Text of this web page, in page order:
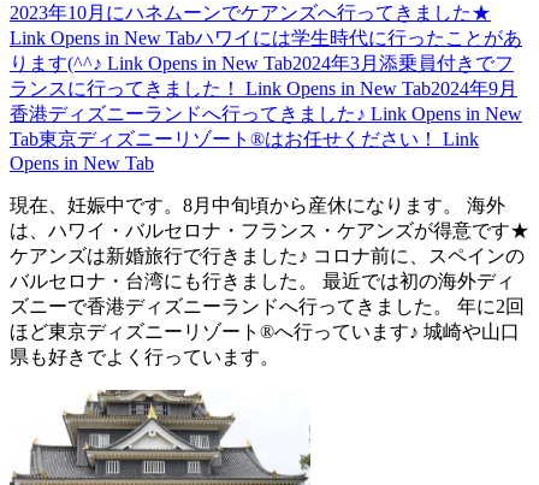
2023年10月にハネムーンでケアンズへ行ってきました★
Link Opens in New Tabハワイには学生時代に行ったことがあ
ります(^^♪ Link Opens in New Tab2024年3月添乗員付きでフ
ランスに行ってきました！
Link Opens in New Tab2024年9月
香港ディズニーランドへ行ってきました♪ Link Opens in New
Tab東京ディズニーリゾート®はお任せください！
Link
Opens in New Tab
現在、妊娠中です。8月中旬頃から産休になります。 海外
は、ハワイ・バルセロナ・フランス・ケアンズが得意です★
ケアンズは新婚旅行で行きました♪ コロナ前に、スペインの
バルセロナ・台湾にも行きました。 最近では初の海外ディ
ズニーで香港ディズニーランドへ行ってきました。 年に2回
ほど東京ディズニーリゾート®へ行っています♪ 城崎や山口
県も好きでよく行っています。